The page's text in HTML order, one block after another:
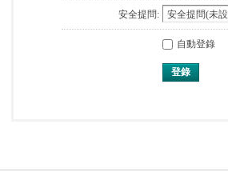
安全提問:
自動登錄
登錄